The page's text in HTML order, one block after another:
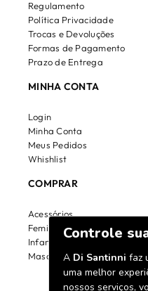
Regulamento
Política Privacidade
Trocas e Devoluções
Formas de Pagamento
Prazo de Entrega
MINHA CONTA
Login
Minha Conta
Meus Pedidos
Whishlist
COMPRAR
Acessórios
Feminino
Infantil
Masculino